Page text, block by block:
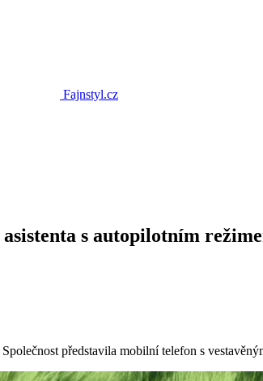
Fajnstyl.cz
s autopilotním
představila mobilní telefon s